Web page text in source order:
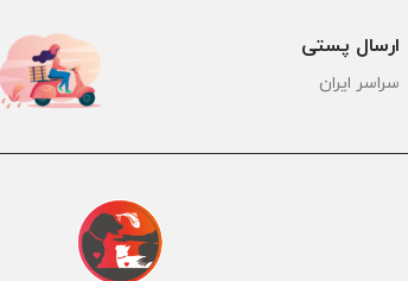
ارسال پستی
سراسر ایران